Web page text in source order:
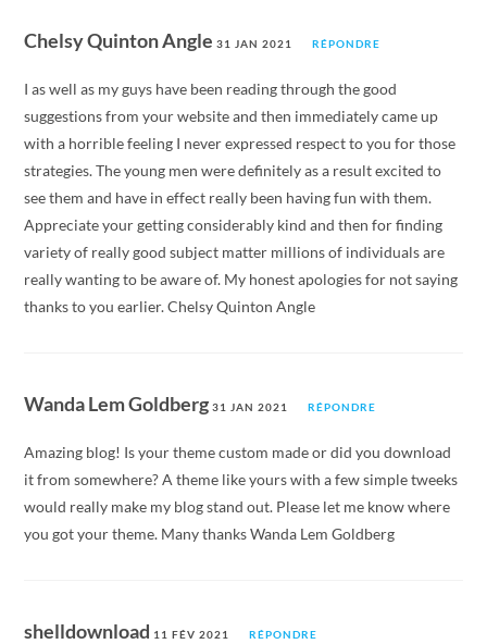
Chelsy Quinton Angle31 JAN 2021 RÉPONDRE
I as well as my guys have been reading through the good
suggestions from your website and then immediately came up
with a horrible feeling I never expressed respect to you for those
strategies. The young men were definitely as a result excited to
see them and have in effect really been having fun with them.
Appreciate your getting considerably kind and then for finding
variety of really good subject matter millions of individuals are
really wanting to be aware of. My honest apologies for not saying
thanks to you earlier. Chelsy Quinton Angle
Wanda Lem Goldberg31 JAN 2021 RÉPONDRE
Amazing blog! Is your theme custom made or did you download
it from somewhere? A theme like yours with a few simple tweeks
would really make my blog stand out. Please let me know where
you got your theme. Many thanks Wanda Lem Goldberg
shelldownload 11 FÉV 2021 RÉPONDRE